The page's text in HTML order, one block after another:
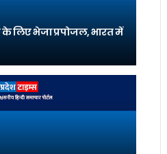
के लिए भेजा प्रपोजल, भारत में